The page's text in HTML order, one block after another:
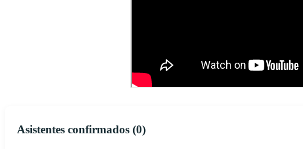
Asistentes confirmados (0)